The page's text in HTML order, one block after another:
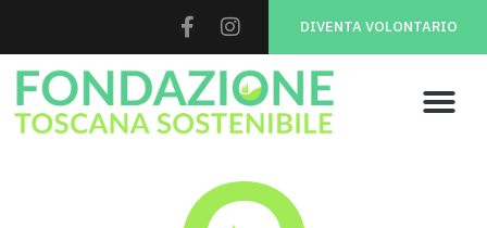
DIVENTA VOLONTARIO